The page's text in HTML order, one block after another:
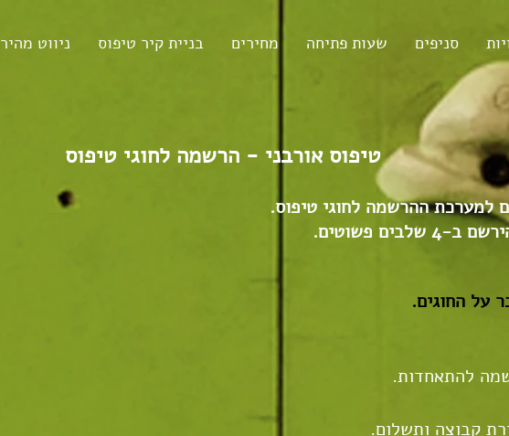
סניפים שעות פתיחה מחירים בניית קיר טיפוס ניווט מהיר
טיפוס אורבני - הרשמה לחוגי טיפוס
למערכת ההרשמה לחוגי טיפוס.
ב-4 שלבים פשוטים.